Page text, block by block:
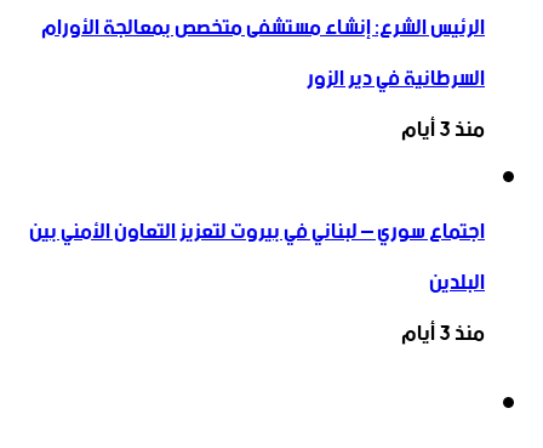
الرئيس الشرع: إنشاء ‌‏مستشفى متخصص بمعالجة الأورام
السرطانية في دير الزور
منذ 3 أيام
اجتماع سوري – لبناني في بيروت لتعزيز التعاون ‏الأمني ‏بين
البلدين
منذ 3 أيام